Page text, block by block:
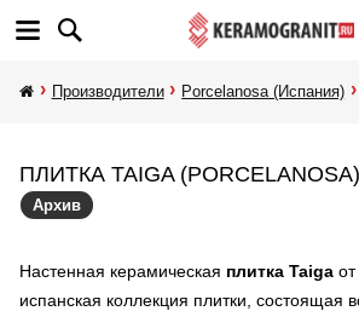
Производители Porcelanosa (Испания)
ПЛИТКА TAIGA (PORCELANOSA)
Архив
Настенная керамическая плитка Taiga
испанская коллекция плитки, состоящая